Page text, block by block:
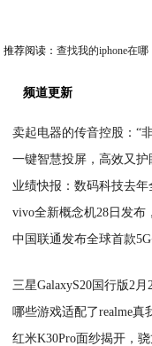
推荐阅读：查找我的iphone在哪
频道更新
卖起电器的传音控股：“
一键智慧投屏，高效又
业绩快报：数码科技去年
vivo全新概念机28日发布
中国联通发布全球首款
三星GalaxyS20国行版2月
哪些游戏适配了realme真
红米K30Pro面纱揭开，